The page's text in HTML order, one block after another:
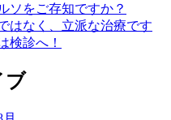
ソをご存知ですか？
はなく、立派な治療です
検診へ！
ブ